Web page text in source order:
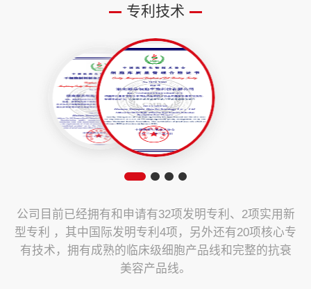
专利技术
公司目前已经拥有和申请有32项发明专利、2项实用新
型专利 ，其中国际发明专利4项，另外还有20项核心专
有技术，拥有成熟的临床级细胞产品线和完整的抗衰
美容产品线。